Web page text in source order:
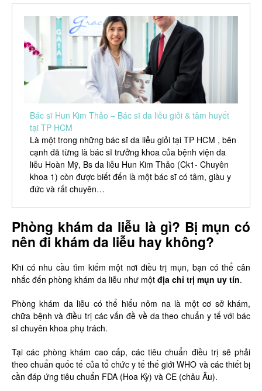
Bác sĩ Hun Kim Thảo – Bác sĩ da liễu giỏi & tâm huyết
tại TP HCM
Là một trong những bác sĩ da liễu giỏi tại TP HCM , bên
cạnh đã từng là bác sĩ trưởng khoa của bệnh viện da
liễu Hoàn Mỹ, Bs da liễu Hun Kim Thảo (Ck1- Chuyên
khoa 1) còn được biết đến là một bác sĩ có tâm, giàu y
đức và rất chuyên…
Phòng khám da liễu là gì? Bị mụn có
nên đi khám da liễu hay không?
Khi có nhu cầu tìm kiếm một nơi điều trị mụn, bạn có thể cân
nhắc đến phòng khám da liễu như một địa chỉ trị mụn uy tín.
Phòng khám da liễu có thể hiểu nôm na là một cơ sở khám,
chữa bệnh và điều trị các vấn đề về da theo chuẩn y tế với bác
sĩ chuyên khoa phụ trách.
Tại các phòng khám cao cấp, các tiêu chuẩn điều trị sẽ phải
theo chuẩn quốc tế của tổ chức y tế thế giới WHO và các thiết bị
cần đáp ứng tiêu chuẩn FDA (Hoa Kỳ) và CE (châu Âu).